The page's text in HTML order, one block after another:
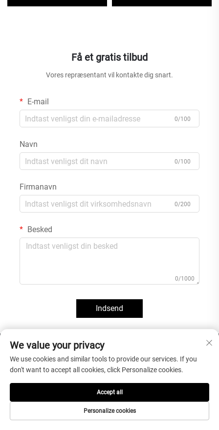
Få et gratis tilbud
Vores repræsentant vil kontakte dig snart.
E-mail
0/100
Navn
0/100
Firmanavn
0/200
Besked
0/1000
Indsend
KONTAKT
Fabrik Add: Binhai-industriområde, Shuitou-by, Nan'an Fujian Kina 362300
Office Add: 302#, Anling vej nr. 999, Huli, Xiamen, Fujian, Kina 361006
Tlf.:+86-13959219373
We value your privacy
We use cookies and similar tools to provide our services. If you
don't want to accept all cookies, click Personalize cookies.
Personalize cookies
Accept all